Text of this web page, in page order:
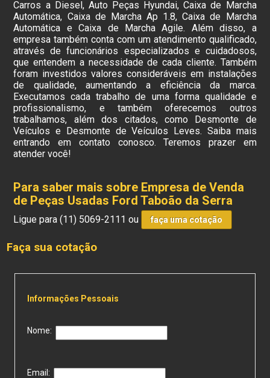
Carros a Diesel, Auto Peças Hyundai, Caixa de Marcha
Automática, Caixa de Marcha Ap 1.8, Caixa de Marcha
Automática e Caixa de Marcha Agile. Além disso, a
empresa também conta com um atendimento qualificado,
através de funcionários especializados e cuidadosos,
que entendem a necessidade de cada cliente. Também
foram investidos valores consideráveis em instalações
de qualidade, aumentando a eficiência da marca.
Executamos cada trabalho de uma forma qualidade e
profissionalismo, e também oferecemos outros
trabalhamos, além dos citados, como Desmonte de
Veículos e Desmonte de Veículos Leves. Saiba mais
entrando em contato conosco. Teremos prazer em
atender você!
Para saber mais sobre Empresa de Venda
de Peças Usadas Ford Taboão da Serra
Ligue para(11) 5069-2111 ou faça uma cotação
Faça sua cotação
Informações Pessoais
Nome:
Email: